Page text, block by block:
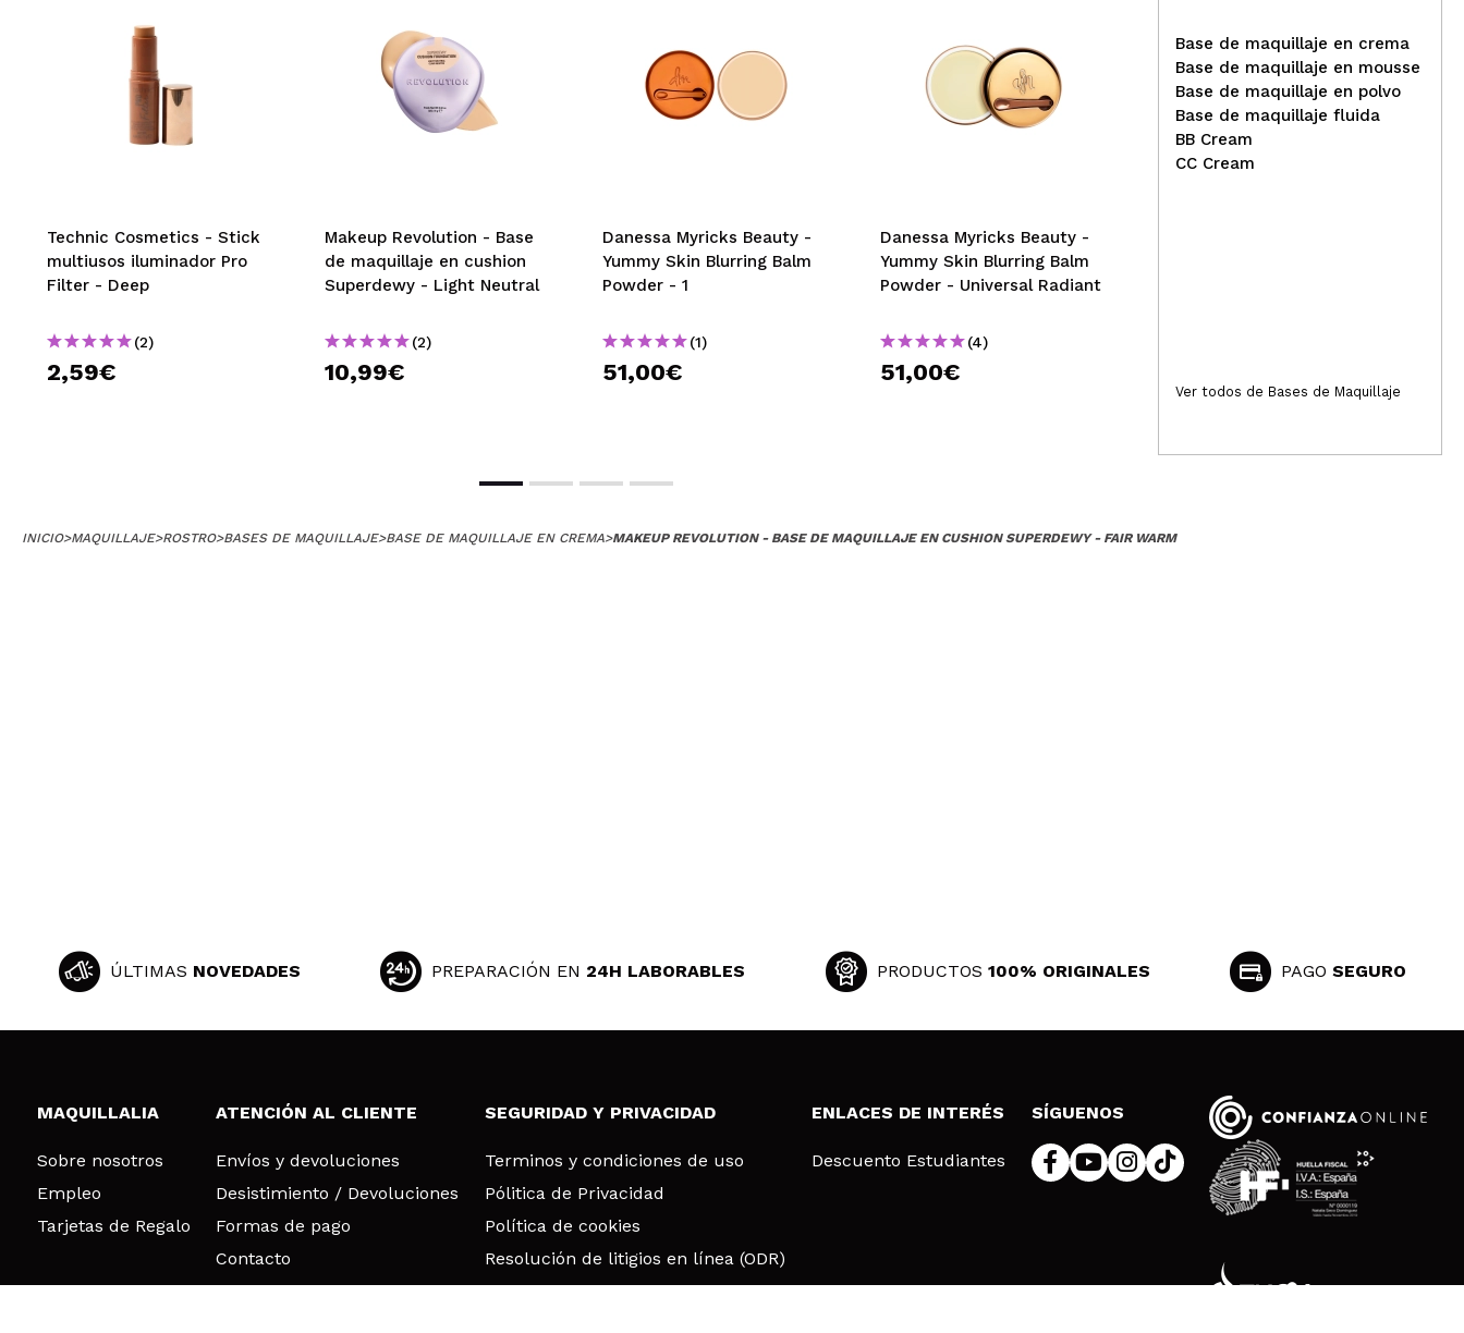
Technic Cosmetics - Stick
multiusos iluminador Pro
Filter - Deep
(2)
2,59€
Makeup Revolution - Base
de maquillaje en cushion
Superdewy - Light Neutral
(2)
10,99€
Danessa Myricks Beauty -
Yummy Skin Blurring Balm
Powder - 1
(1)
51,00€
Danessa Myricks Beauty -
Yummy Skin Blurring Balm
Powder - Universal Radiant
(4)
51,00€
Esta oferta finaliza en:
días 05h:01m :32s
elroel - Base de maquillaje
en stick Blanc Cober Cream
Base de maquillaje en crema
Base de maquillaje en mousse
Base de maquillaje en polvo
Base de maquillaje fluida
BB Cream
CC Cream
Ver todos de Bases de Maquillaje
INICIO>MAQUILLAJE>ROSTRO>BASES DE MAQUILLAJE>BASE DE MAQUILLAJE EN CREMA>MAKEUP REVOLUTION - BASE DE MAQUILLAJE EN CUSHION SUPERDEWY - FAIR WARM
ÚLTIMAS NOVEDADES PREPARACIÓN EN 24H LABORABLES PRODUCTOS 100% ORIGINALES PAGO SEGURO
MAQUILLALIA
Sobre nosotros
Empleo
Tarjetas de Regalo
ATENCIÓN AL CLIENTE
Envíos y devoluciones
Desistimiento / Devoluciones
Formas de pago
Contacto
SEGURIDAD Y PRIVACIDAD
Terminos y condiciones de uso
Pólitica de Privacidad
Política de cookies
Resolución de litigios en línea (ODR)
ENLACES DE INTERÉS
Descuento Estudiantes
SÍGUENOS